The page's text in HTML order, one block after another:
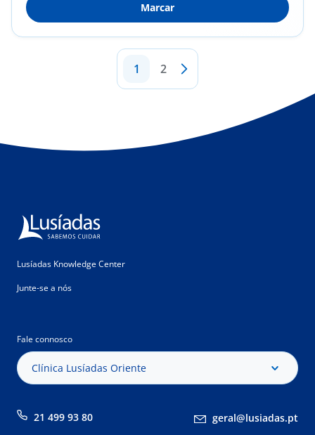
Marcar
1 2
Lusíadas Knowledge Center
Junte-se a nós
Fale connosco
Clínica Lusíadas Oriente
21 499 93 80 geral@lusiadas.pt